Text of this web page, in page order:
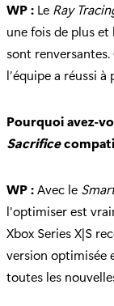
WP : Le Ray
une fois de plus
sont
l’équipe a réussi à
Pourquoi avez-
Sacrifice
WP :Avec le
l'optimiser est
Xbox Series X|S
version optimisée
toutes les